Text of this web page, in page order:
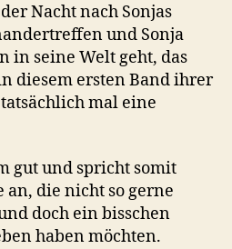
Nacht nach Sonjas
und Sonja
in seine Welt geht, das
diesem ersten Band ihrer
mal eine
gut und spricht somit
an, die nicht so gerne
doch ein bisschen
haben möchten.